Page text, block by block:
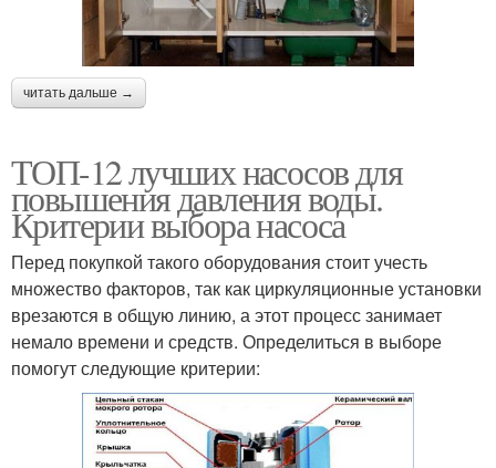
читать дальше →
ТОП-12 лучших насосов для
повышения давления воды.
Критерии выбора насоса
Перед покупкой такого оборудования стоит учесть
множество факторов, так как циркуляционные установки
врезаются в общую линию, а этот процесс занимает
немало времени и средств. Определиться в выборе
помогут следующие критерии: